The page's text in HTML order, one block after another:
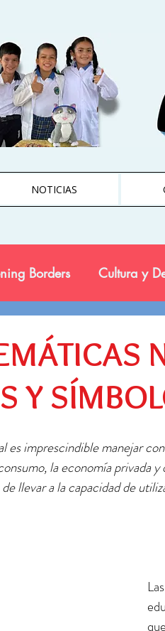
NOTICIAS
Borders Cultura y
Y
es imprescindible manejar
la economía privada
llevar a la capacidad de